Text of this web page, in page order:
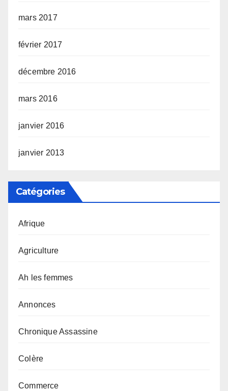
mars 2017
février 2017
décembre 2016
mars 2016
janvier 2016
janvier 2013
Catégories
Afrique
Agriculture
Ah les femmes
Annonces
Chronique Assassine
Colère
Commerce